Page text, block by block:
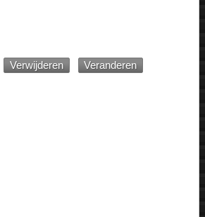
Verwijderen
Veranderen